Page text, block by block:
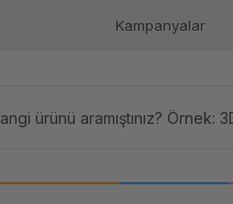
Kampanyalar